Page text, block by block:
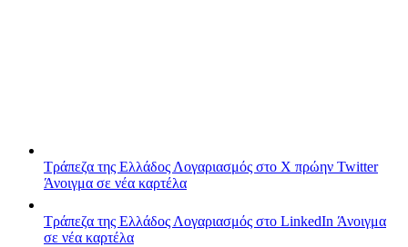
Τράπεζα της ΕλλάδοςΛογαριασμός στο X πρώην Twitter
Άνοιγμα σε νέα καρτέλα
Τράπεζα της ΕλλάδοςΛογαριασμός στο LinkedIn Άνοιγμα
σε νέα καρτέλα